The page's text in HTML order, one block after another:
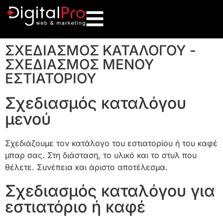
ΣΧΕΔΙΑΣΜΟΣ ΚΑΤΑΛΟΓΟΥ -
ΣΧΕΔΙΑΣΜΟΣ ΜΕΝΟΥ
ΕΣΤΙΑΤΟΡΙΟΥ
Σχεδιασμός καταλόγου
μενού
Σχεδιάζουμε τον κατάλογο του εστιατορίου ή του καφέ
μπαρ σας. Στη διάσταση, το υλικό και το στυλ που
θέλετε. Συνέπεια και άριστο αποτέλεσμα.
Σχεδιασμός καταλόγου για
εστιατόριο ή καφέ